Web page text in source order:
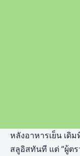
หลังอาหารเย็น เดิ
สลูอิสทันที แต่ “ผู้ต